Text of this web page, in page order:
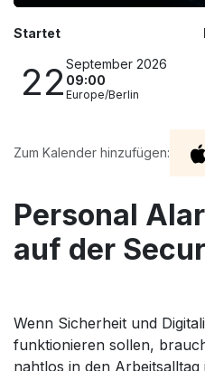
Startet
22September 2026
09:00
Europe/Berlin
Zum Kalender hinzufügen:
Personal
auf der
Wenn Sicherheit und
funktionieren sollen,
nahtlos in den Arbeitsalltag